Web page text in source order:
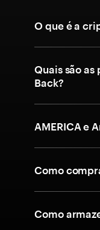
O que é a
Quais são
Back?
AMERICA e
Como
Como